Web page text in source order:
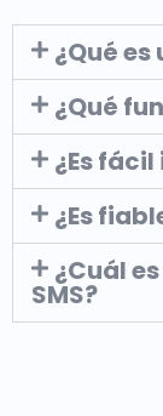
¿Qué es
¿Qué
¿Es
¿Es
¿Cuál
SMS?